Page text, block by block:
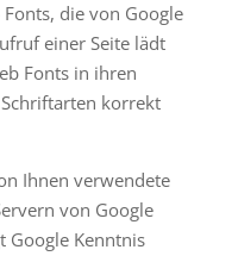
die von Google
einer Seite lädt
Fonts in ihren
korrekt
Ihnen verwendete
von Google
Google Kenntnis